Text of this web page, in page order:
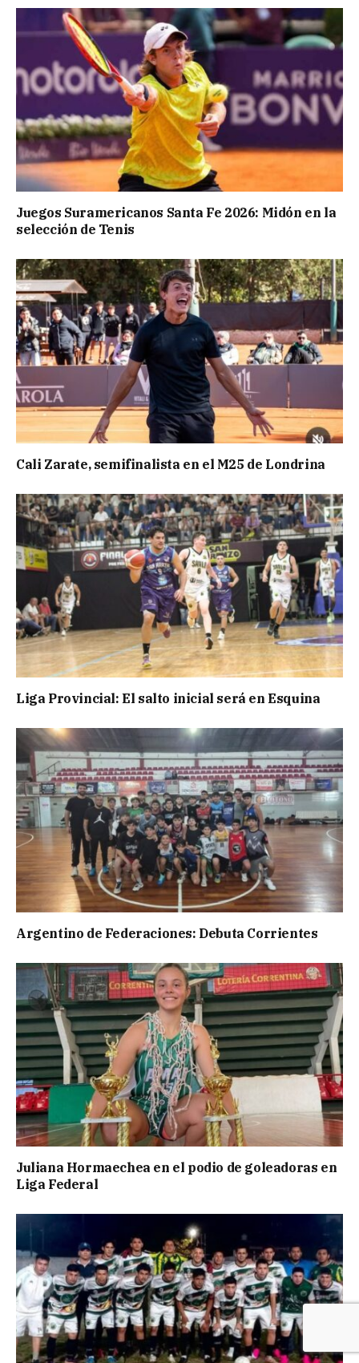
Juegos Suramericanos Santa Fe 2026: Midón en la
selección de Tenis
Cali Zarate, semifinalista en el M25 de Londrina
Liga Provincial: El salto inicial será en Esquina
Argentino de Federaciones: Debuta Corrientes
Juliana Hormaechea en el podio de goleadoras en
Liga Federal